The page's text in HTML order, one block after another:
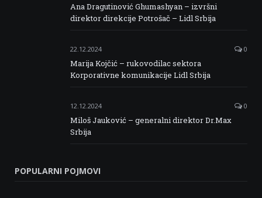
Ana Dragutinović Ghumashyan – izvršni
direktor direkcije Potrošač – Lidl Srbija
22.12.2024 0
Marija Kojčić – rukovodilac sektora
Korporativne komunikacije Lidl Srbija
12.12.2024 0
Miloš Jauković – generalni direktor Dr.Max
Srbija
POPULARNI POJMOVI